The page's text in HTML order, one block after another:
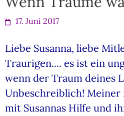
17. Juni 2017
Liebe Susanna, liebe
Traurigen.... es ist ein
wenn der Traum deines
Unbeschreiblich!
mit Susannas Hilfe und